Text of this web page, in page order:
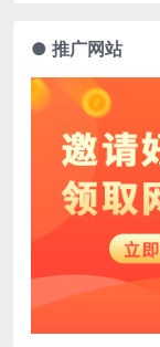
● 推广网站